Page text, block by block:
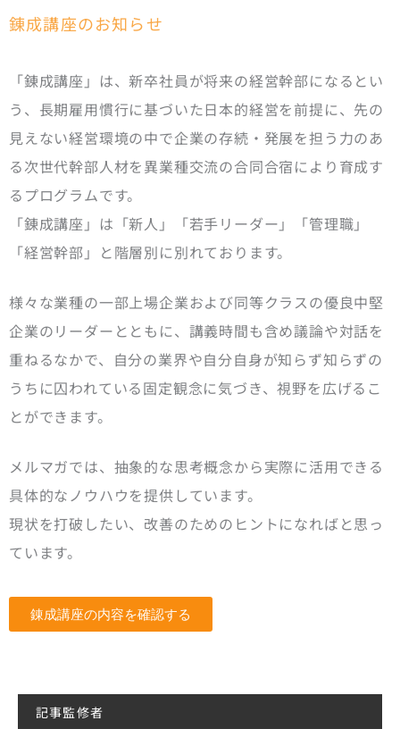
錬成講座のお知らせ
「錬成講座」は、新卒社員が将来の経営幹部になるとい
う、長期雇用慣行に基づいた日本的経営を前提に、先の
見えない経営環境の中で企業の存続・発展を担う力のあ
る次世代幹部人材を異業種交流の合同合宿により育成す
るプログラムです。
「錬成講座」は「新人」「若手リーダー」「管理職」
「経営幹部」と階層別に別れております。
様々な業種の一部上場企業および同等クラスの優良中堅
企業のリーダーとともに、講義時間も含め議論や対話を
重ねるなかで、自分の業界や自分自身が知らず知らずの
うちに囚われている固定観念に気づき、視野を広げるこ
とができます。
メルマガでは、抽象的な思考概念から実際に活用できる
具体的なノウハウを提供しています。
現状を打破したい、改善のためのヒントになればと思っ
ています。
錬成講座の内容を確認する
記事監修者